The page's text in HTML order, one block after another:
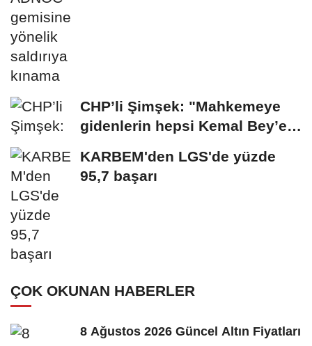
CHP’li Şimşek: "Mahkemeye
gidenlerin hepsi Kemal Bey’e
KARBEM'den LGS'de yüzde
95,7 başarı
ÇOK OKUNAN HABERLER
8 Ağustos 2026 Güncel Altın Fiyatları